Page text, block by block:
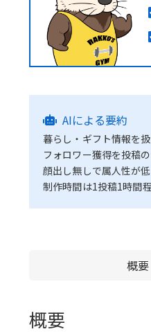
AIによる要約
暮らし・ギフト情報を
フォロワー獲得を投稿
顔出し無しで属人性が
制作時間は1投稿1時間
概要
概要